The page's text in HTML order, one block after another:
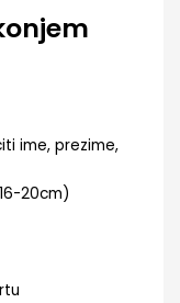
ime, prezime,
20cm)